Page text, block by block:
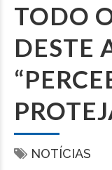
TODO
DESTE
NOTÍCIAS